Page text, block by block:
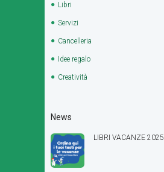
Libri
Servizi
Cancelleria
Idee regalo
Creatività
News
LIBRI VACANZE 2025